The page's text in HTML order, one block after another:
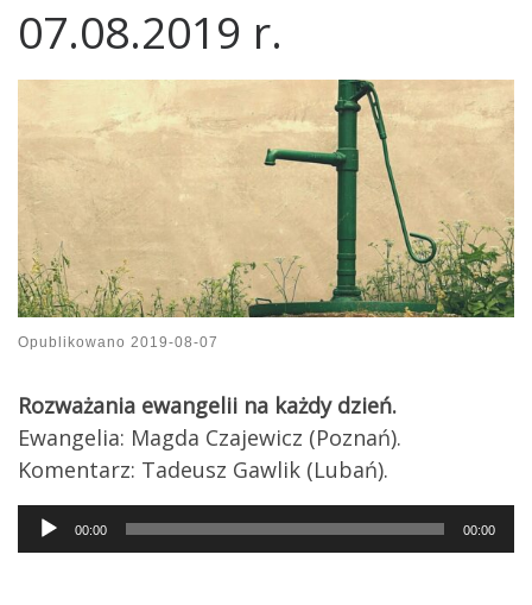
07.08.2019 r.
Opublikowano 2019-08-07
Rozważania ewangelii na każdy dzień.
Ewangelia: Magda Czajewicz (Poznań).
Komentarz: Tadeusz Gawlik (Lubań).
Audio
Player
00:00 00:00